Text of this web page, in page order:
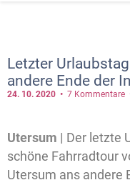
Letzter
andere Ende der
24. 10. 2020 7 Kommentare
Utersum | Der letzte
schöne Fahrradtour
Utersum ans andere